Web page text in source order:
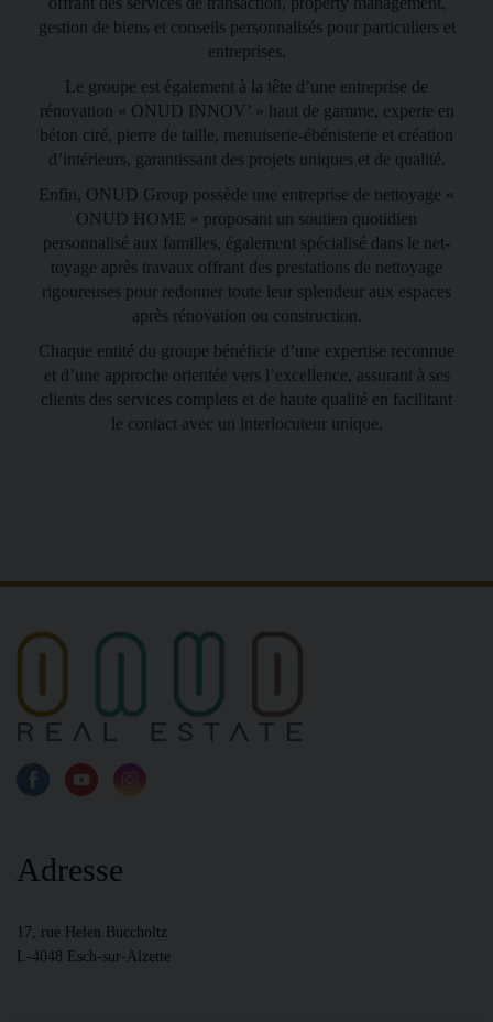
gestion de biens et conseils per­sonnalisés pour particuliers et
entreprises.
Le groupe est également à la tête d’une entreprise de
rénovation « ONUD INNOV’ » haut de gamme, experte en
béton ciré, pierre de taille, menuiserie-ébénisterie et création
d’intérieurs, garantissant des projets uniques et de qualité.
Enfin, ONUD Group possède une entreprise de nettoyage «
ONUD HOME » proposant un soutien quo­tidien
personnalisé aux familles, également spécialisé dans le net­
toyage après travaux offrant des prestations de nettoyage
rigou­reuses pour redonner toute leur splendeur aux espaces
après réno­vation ou construction.
Chaque entité du groupe bénéficie d’une expertise reconnue
et d’une approche orientée vers l’excellence, assurant à ses
clients des services complets et de haute qualité en facilitant
le contact avec un interlo­cuteur unique.
Adresse
17, rue Helen Buccholtz
L-4048 Esch-sur-Alzette